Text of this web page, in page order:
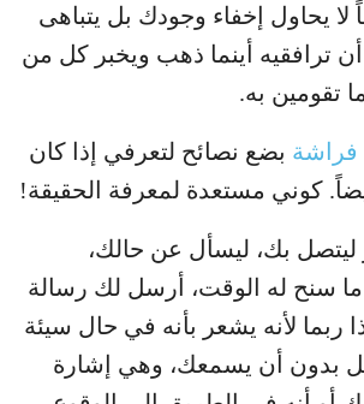
يحاول إخفاء وجودك بل يتباهى
ترافقيه أينما ذهب ويخبر كل من
تقومين به.
فراشة بضع نصائح لتعرفي إذا كان
كوني مستعدة لمعرفة الحقيقة!
بك، ليسأل عن حالك،
سنح له الوقت، أرسل لك رسالة
ربما لأنه يشعر بأنه في حال سيئة
بدون أن يسمعك، وهي إشارة